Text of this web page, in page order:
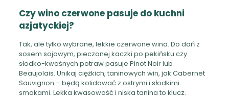
Czy wino czerwone pasuje do kuchni
azjatyckiej?
Tak, ale tylko wybrane, lekkie czerwone wina. Do dań z
sosem sojowym, pieczonej kaczki po pekińsku czy
słodko-kwaśnych potraw pasuje Pinot Noir lub
Beaujolais. Unikaj ciężkich, taninowych win, jak Cabernet
Sauvignon – będą kolidować z ostrymi i słodkimi
smakami. Lekka kwasowość i niska tanina to klucz.